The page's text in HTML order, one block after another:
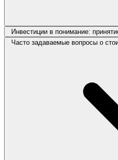
Инвестиции в понимание:
Часто задаваемые вопросы о